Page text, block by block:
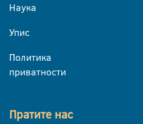
Наука
Упис
Политика
приватности
Пратите нас